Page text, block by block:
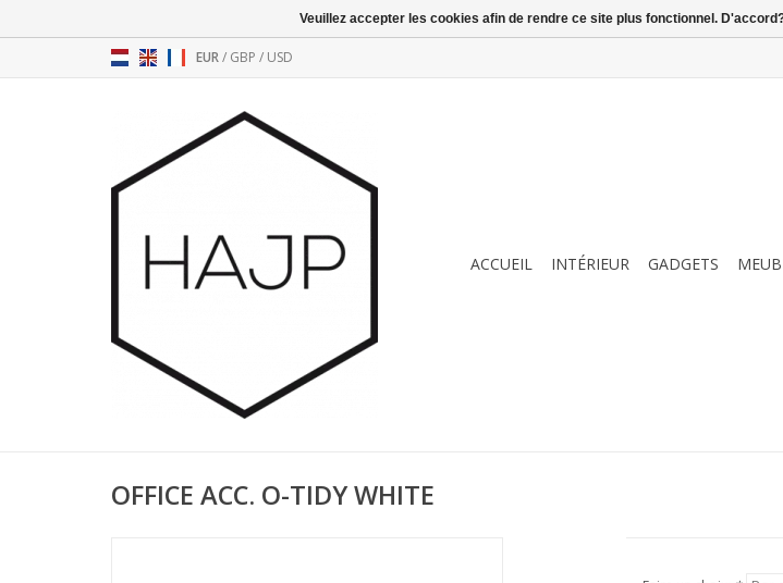
EUR/ GBP / USD
ACCUEIL INTÉRIEUR GADGETS
OFFICE ACC. O-TIDY WHITE
Veuillez accepter les cookies afin de rendre ce site plus fonctionnel.